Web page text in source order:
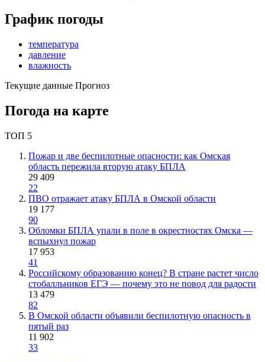
График погоды
температура
давление
влажность
Текущие данные Прогноз
Погода на карте
ТОП 5
Пожар и две беспилотные опасности: как Омская
область пережила вторую атаку БПЛА
29 409
22
ПВО отражает атаку БПЛА в Омской области
19 177
90
Обломки БПЛА упали в поле в окрестностях Омска —
вспыхнул пожар
17 953
41
Российскому образованию конец? В стране растет число
стобалльников ЕГЭ — почему это не повод для радости
13 479
82
В Омской области объявили беспилотную опасность в
пятый раз
11 902
33